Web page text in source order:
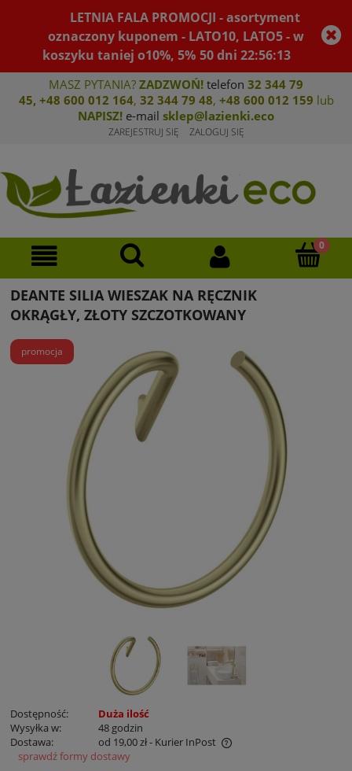
LETNIA FALA PROMOCJI - asortyment
oznaczony kuponem - LATO10, LATO5 - w
koszyku taniej o10%, 5% 50dni22:56:12
MASZ PYTANIA? ZADZWOŃ! telefon 32 344 79
45, +48 600 012 164, 32 344 79 48, +48 600 012 159 lub
NAPISZ! e-mail sklep@lazienki.eco
ZAREJESTRUJ SIĘ ZALOGUJ SIĘ
DEANTE SILIA WIESZAK NA RĘCZNIK
OKRĄGŁY, ZŁOTY SZCZOTKOWANY
promocja
Dostępność:
Duża ilość
Wysyłka w:
48 godzin
Dostawa:
od 19,00 zł- Kurier InPost
Cena nie zawiera ewentualnych kosztów płatności
sprawdź formy dostawy